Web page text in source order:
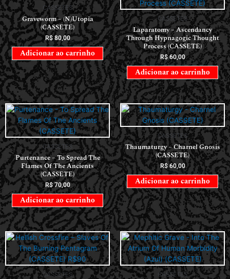
CASSETES
Graveworm – (N)Utopia
(CASSETE)
R$80,00
Adicionar ao carrinho
CASSETES
Laparatomy – Ascendancy
Through Hypnagogic Thought
Process (CASSETE)
R$60,00
Adicionar ao carrinho
CASSETES
Purtenance – To Spread The
Flames Of The Ancients
(CASSETE)
R$70,00
Adicionar ao carrinho
CASSETES
Thaumaturgy – Charnel Gnosis
(CASSETE)
R$60,00
Adicionar ao carrinho
CASSETES CASSETES